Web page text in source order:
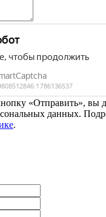
«Отправить», вы
данных.
.